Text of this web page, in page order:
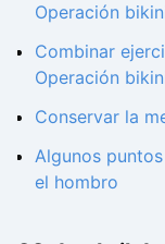
Operación
Combinar
Operación
Conservar la
Algunos
el hombro